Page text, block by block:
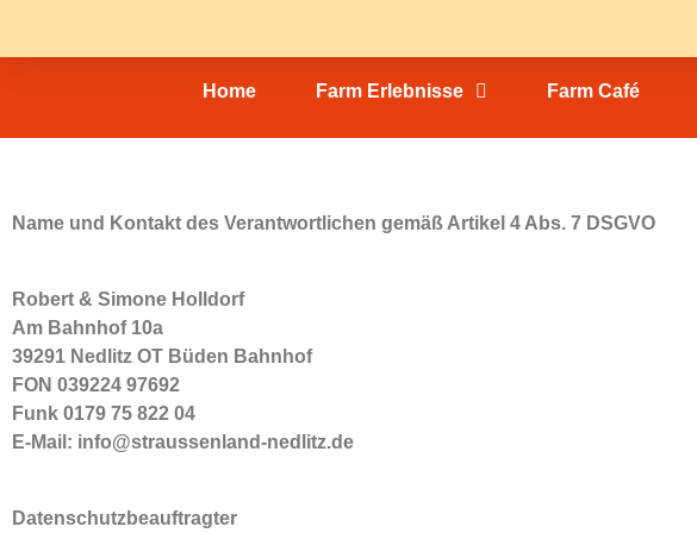
Home Farm Erlebnisse Farm Café
Name und Kontakt des Verantwortlichen gemäß Artikel 4 Abs. 7 DSGVO
Robert & Simone Holldorf
Am Bahnhof 10a
39291 Nedlitz OT Büden Bahnhof
FON 039224 97692
Funk 0179 75 822 04
E-Mail: info@straussenland-nedlitz.de
Datenschutzbeauftragter